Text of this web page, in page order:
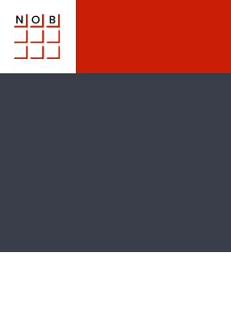
NOB
Voor een excellente